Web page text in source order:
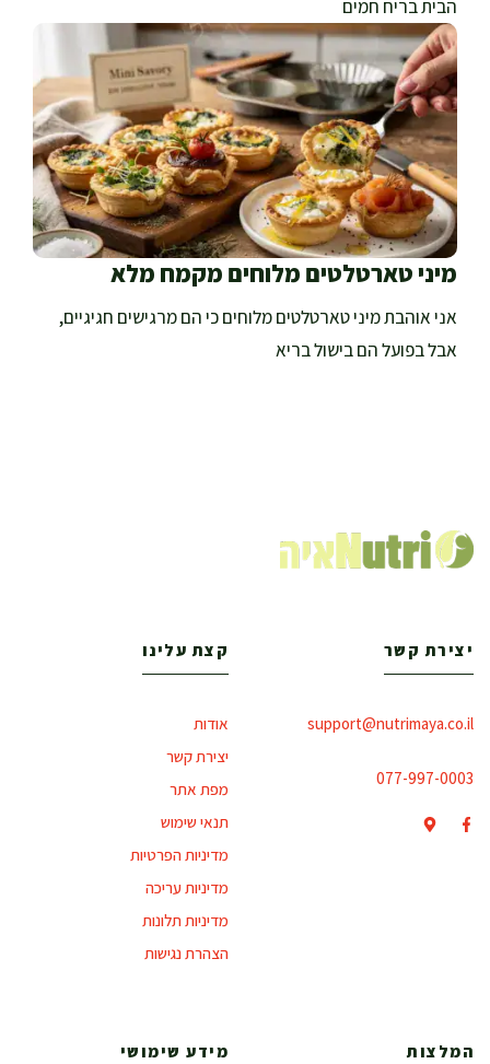
הבית בריח חמים
מיני טארטלטים מלוחים מקמח מלא
אני אוהבת מיני טארטלטים מלוחים כי הם מרגישים חגיגיים,
אבל בפועל הם בישול בריא
יצירת קשר
support@nutrimaya.co.il
077-997-0003
קצת עלינו
אודות
יצירת קשר
מפת אתר
תנאי שימוש
מדיניות הפרטיות
מדיניות עריכה
מדיניות תלונות
הצהרת נגישות
המלצות מידע שימושי